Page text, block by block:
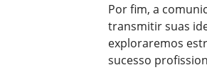
Por fim, a
transmitir suas
exploraremos
sucesso